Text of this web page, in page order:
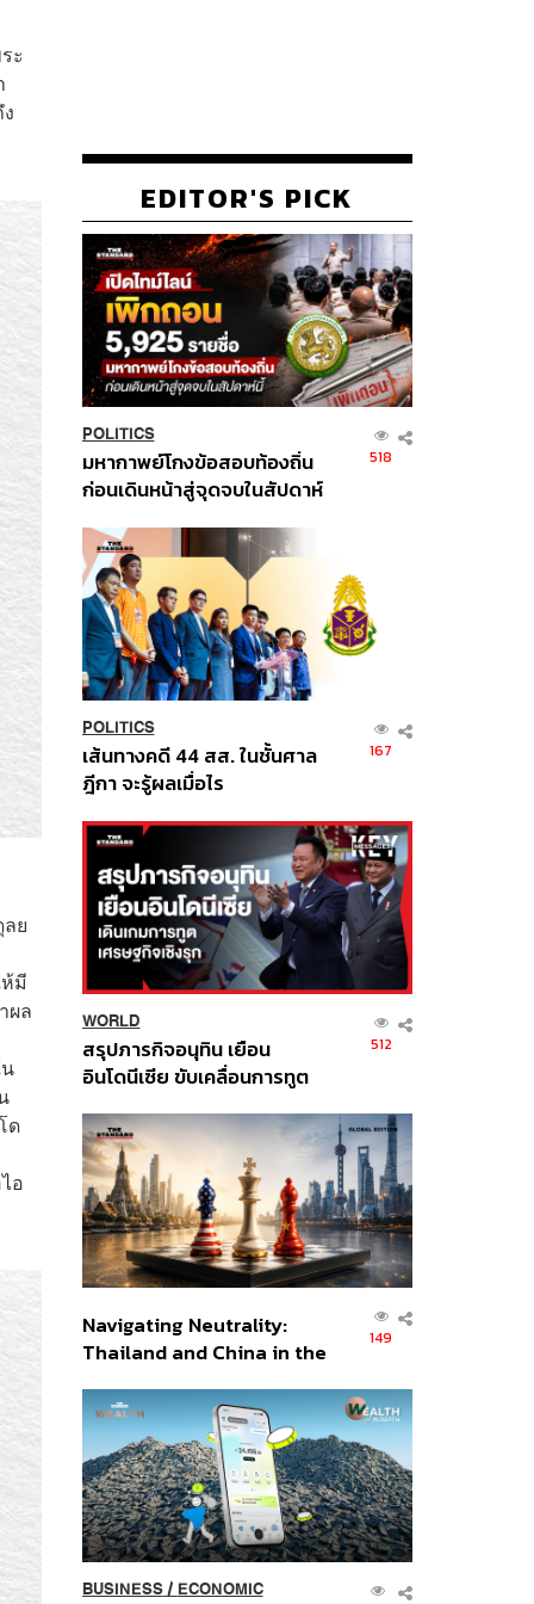
ะ
ย
มี
ผล
ด
อ
EDITOR'S PICK
POLITICS
มหากาพย์โกงข้อสอบท้องถิ่น
ก่อนเดินหน้าสู่จุดจบในสัปดาห์
518
POLITICS
เส้นทางคดี 44 สส. ในชั้นศาล
ฎีกา จะรู้ผลเมื่อไร
167
WORLD
สรุปภารกิจอนุทิน เยือน
อินโดนีเซีย ขับเคลื่อนการทูต
ส่วนยุทธศาสตร์ไทย –
อินโดนีเซีย
512
Navigating Neutrality:
Thailand and China in the
Order
149
BUSINESS/ ECONOMIC